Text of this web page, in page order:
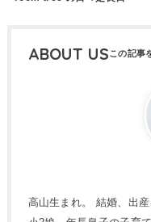
ABOUT US
高山生まれ。 結婚、出